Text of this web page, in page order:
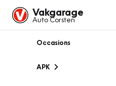
Vakgarage
Auto Corsten
Occasions
APK